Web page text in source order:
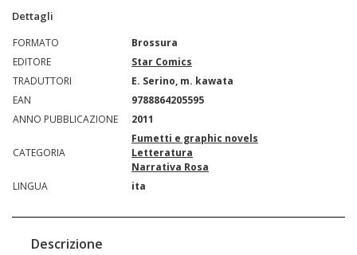
Dettagli
FORMATO
Brossura
EDITORE
Star Comics
TRADUTTORI
E. Serino, m. kawata
EAN
9788864205595
ANNO PUBBLICAZIONE
2011
CATEGORIA
Fumetti e graphic novels
Letteratura
Narrativa Rosa
LINGUA
ita
Descrizione